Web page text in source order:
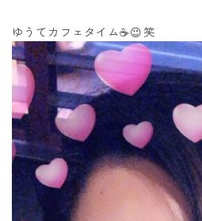
ゆうてカフェタイム☕️😉笑